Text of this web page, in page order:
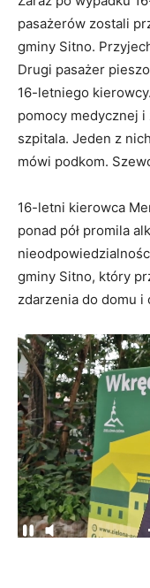
pasażerów zostali
gminy Sitno.
Drugi pasażer
16-letniego
pomocy medycznej
szpitala. Jeden z
mówi podkom.
16-letni kierowca
ponad pół promila
gminy Sitno, który
zdarzenia do domu i